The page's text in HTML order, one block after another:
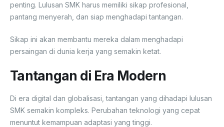
penting. Lulusan SMK harus memiliki sikap profesional,
pantang menyerah, dan siap menghadapi tantangan.
Sikap ini akan membantu mereka dalam menghadapi
persaingan di dunia kerja yang semakin ketat.
Tantangan di Era Modern
Di era digital dan globalisasi, tantangan yang dihadapi lulusan
SMK semakin kompleks. Perubahan teknologi yang cepat
menuntut kemampuan adaptasi yang tinggi.